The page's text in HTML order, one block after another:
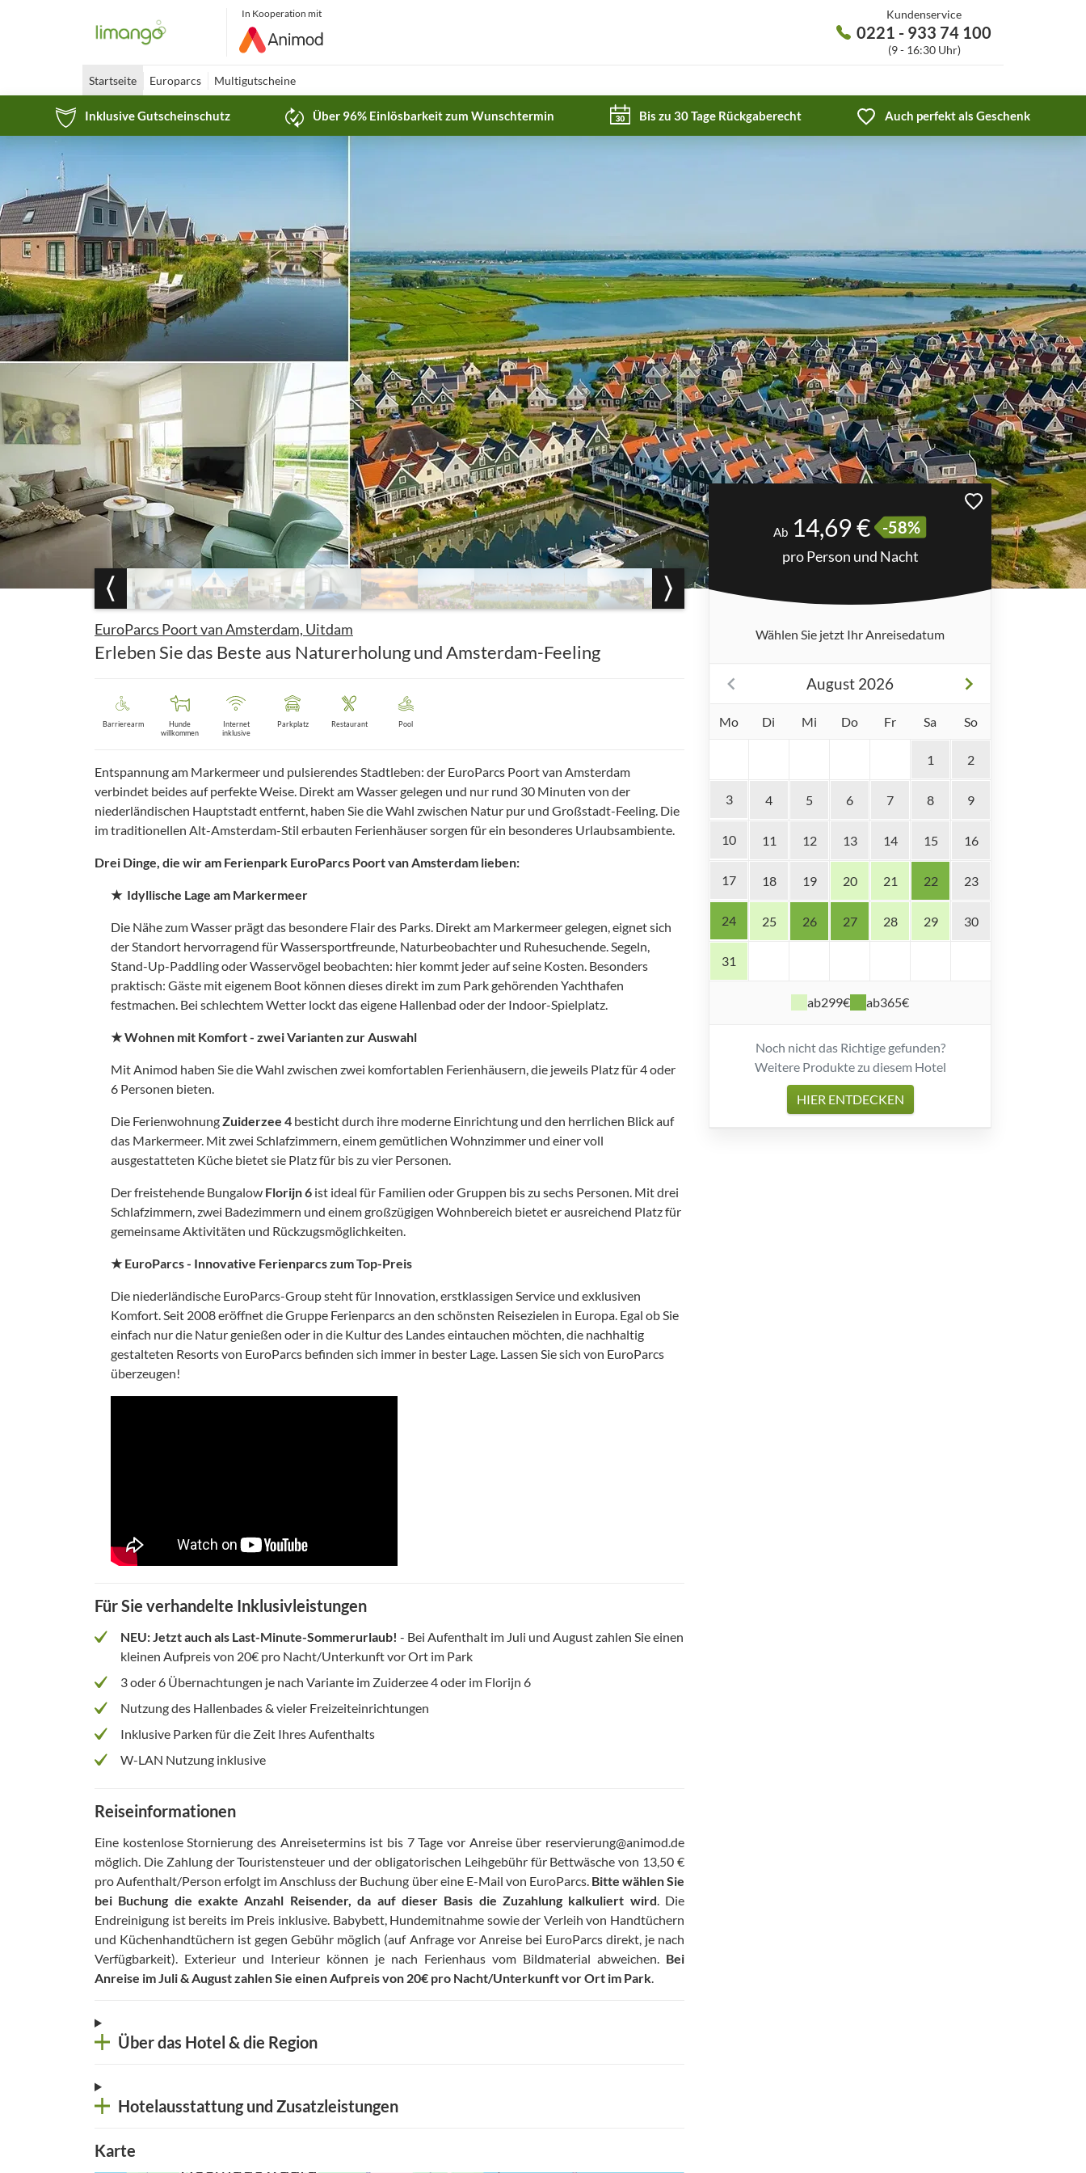
In Kooperation mit Kundenservice
0221 - 933 74 100
(9 - 16:30 Uhr)
Startseite Europarcs Multigutscheine
Inklusive Gutscheinschutz Über 96% Einlösbarkeit zum Wunschtermin Bis zu 30 Tage Rückgaberecht Auch perfekt als Geschenk
EuroParcs Poort van Amsterdam, Uitdam
Erleben Sie das Beste aus Naturerholung und Amsterdam-Feeling
Barrierearm
Hunde
willkommen
Internet
inklusive
Parkplatz Restaurant Pool
Entspannung am Markermeer und pulsierendes Stadtleben: der EuroParcs Poort van Amsterdam
verbindet beides auf perfekte Weise. Direkt am Wasser gelegen und nur rund 30 Minuten von der
niederländischen Hauptstadt entfernt, haben Sie die Wahl zwischen Natur pur und Großstadt-Feeling. Die
im traditionellen Alt-Amsterdam-Stil erbauten Ferienhäuser sorgen für ein besonderes Urlaubsambiente.
Drei Dinge, die wir am Ferienpark EuroParcs Poort van Amsterdam lieben:
★ Idyllische Lage am Markermeer
Die Nähe zum Wasser prägt das besondere Flair des Parks. Direkt am Markermeer gelegen, eignet sich
der Standort hervorragend für Wassersportfreunde, Naturbeobachter und Ruhesuchende. Segeln,
Stand-Up-Paddling oder Wasservögel beobachten: hier kommt jeder auf seine Kosten. Besonders
praktisch: Gäste mit eigenem Boot können dieses direkt im zum Park gehörenden Yachthafen
festmachen. Bei schlechtem Wetter lockt das eigene Hallenbad oder der Indoor-Spielplatz.
★ Wohnen mit Komfort - zwei Varianten zur Auswahl
Mit Animod haben Sie die Wahl zwischen zwei komfortablen Ferienhäusern, die jeweils Platz für 4 oder
6 Personen bieten.
Die FerienwohnungZuiderzee 4 besticht durch ihre moderne Einrichtung und den herrlichen Blick auf
das Markermeer. Mit zwei Schlafzimmern, einem gemütlichen Wohnzimmer und einer voll
ausgestatteten Küche bietet sie Platz für bis zu vier Personen.
Der freistehende Bungalow Florijn 6 ist ideal für Familien oder Gruppen bis zu sechs Personen. Mit drei
Schlafzimmern, zwei Badezimmern und einem großzügigen Wohnbereich bietet er ausreichend Platz für
gemeinsame Aktivitäten und Rückzugsmöglichkeiten.
★ EuroParcs - Innovative Ferienparcs zum Top-Preis
Die niederländische EuroParcs-Group steht für Innovation, erstklassigen Service und exklusiven
Komfort. Seit 2008 eröffnet die Gruppe Ferienparcs an den schönsten Reisezielen in Europa. Egal ob Sie
einfach nur die Natur genießen oder in die Kultur des Landes eintauchen möchten, die nachhaltig
gestalteten Resorts von EuroParcs befinden sich immer in bester Lage. Lassen Sie sich von EuroParcs
überzeugen!
Für Sie verhandelte Inklusivleistungen
NEU: Jetzt auch als Last-Minute-Sommerurlaub! - Bei Aufenthalt im Juli und August zahlen Sie einen
kleinen Aufpreis von 20€ pro Nacht/Unterkunft vor Ort im Park
3 oder 6 Übernachtungen je nach Variante im Zuiderzee 4 oder im Florijn 6
Nutzung des Hallenbades & vieler Freizeiteinrichtungen
Inklusive Parken für die Zeit Ihres Aufenthalts
W-LAN Nutzung inklusive
Reiseinformationen
Eine kostenlose Stornierung des Anreisetermins ist bis 7 Tage vor Anreise über reservierung@animod.de
möglich. Die Zahlung der Touristensteuer und der obligatorischen Leihgebühr für Bettwäsche von 13,50 €
pro Aufenthalt/Person erfolgt im Anschluss der Buchung über eine E-Mail von EuroParcs. Bitte wählen Sie
bei Buchung die exakte Anzahl Reisender, da auf dieser Basis die Zuzahlung kalkuliert wird. Die
Endreinigung ist bereits im Preis inklusive. Babybett, Hundemitnahme sowie der Verleih von Handtüchern
und Küchenhandtüchern ist gegen Gebühr möglich (auf Anfrage vor Anreise bei EuroParcs direkt, je nach
Verfügbarkeit). Exterieur und Interieur können je nach Ferienhaus vom Bildmaterial abweichen. Bei
Anreise im Juli & August zahlen Sie einen Aufpreis von 20€ pro Nacht/Unterkunft vor Ort im Park.
Über das Hotel & die Region
Hotelausstattung und Zusatzleistungen
Karte
Ab 14,69 € -58%
pro Person und Nacht
Wählen Sie jetzt Ihr Anreisedatum
August 2026
Mo Di Mi Do Fr Sa So
1 2
3 4 5 6 7 8 9
10 11 12 13 14 15 16
17 18 19 20 21 22 23
24 25 26 27 28 29 30
31
ab299€ ab365€
Noch nicht das Richtige gefunden?
Weitere Produkte zu diesem Hotel
HIER ENTDECKEN